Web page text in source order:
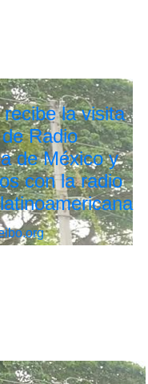
la visita
Radio
de México y
con la radio